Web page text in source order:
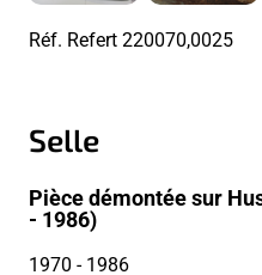
Réf. Refert220070,0025
Selle
Pièce démontée sur
- 1986)
1970 - 1986